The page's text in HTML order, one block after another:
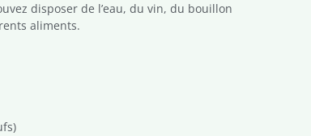
disposer de l’eau, du vin, du bouillon
aliments.